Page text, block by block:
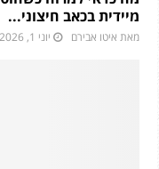
מיידית בכאב חיצוני...
מאת איטו אבירם יוני 1, 2026